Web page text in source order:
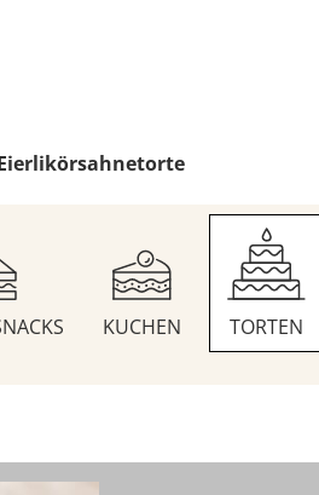
KUCHEN TORTEN